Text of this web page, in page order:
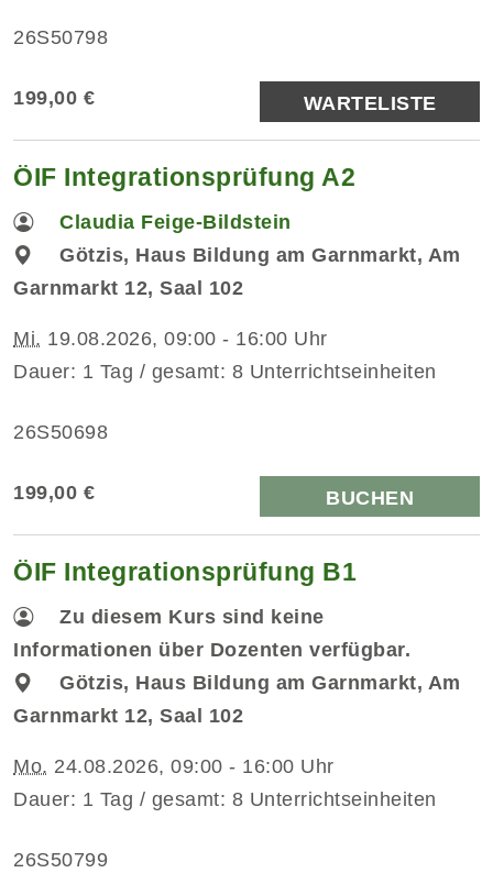
26S50798
199,00 € WARTELISTE
ÖIF Integrationsprüfung A2
Claudia Feige-Bildstein
Götzis, Haus Bildung am Garnmarkt, Am
Garnmarkt 12, Saal 102
Mi. 19.08.2026, 09:00 - 16:00 Uhr
Dauer: 1 Tag / gesamt: 8 Unterrichtseinheiten
26S50698
199,00 € BUCHEN
ÖIF Integrationsprüfung B1
Zu diesem Kurs sind keine
Informationen über Dozenten verfügbar.
Götzis, Haus Bildung am Garnmarkt, Am
Garnmarkt 12, Saal 102
Mo. 24.08.2026, 09:00 - 16:00 Uhr
Dauer: 1 Tag / gesamt: 8 Unterrichtseinheiten
26S50799